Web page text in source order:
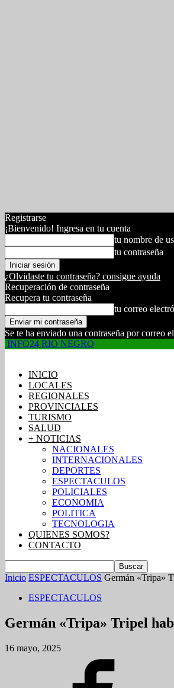
Registrarse
¡Bienvenido! Ingresa en tu cuenta
tu nombre de
tu contraseña
¿Olvidaste tu contraseña? consigue ayuda
Recuperación de contraseña
Recupera tu contraseña
tu correo
Se te ha enviado una contraseña por correo
INFO24 RIO NEGRO
INICIO
LOCALES
REGIONALES
PROVINCIALES
TURISMO
SALUD
+ NOTICIAS
NACIONALES
INTERNACIONALES
DEPORTES
ESPECTACULOS
POLICIALES
ECONOMIA
POLITICA
TECNOLOGIA
QUIENES SOMOS?
CONTACTO
Inicio ESPECTACULOS Germán «Tripa»
ESPECTACULOS
Germán «Tripa» Tripel
16 mayo, 2025